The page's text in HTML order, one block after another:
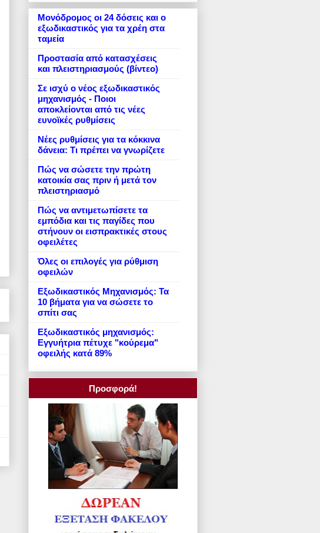
Μονόδρομος οι 24 δόσεις και ο
εξωδικαστικός για τα χρέη στα
ταμεία
Προστασία από κατασχέσεις
και πλειστηριασμούς (βίντεο)
Σε ισχύ ο νέος εξωδικαστικός
μηχανισμός - Ποιοι
αποκλείονται από τις νέες
ευνοϊκές ρυθμίσεις
Νέες ρυθμίσεις για τα κόκκινα
δάνεια: Τι πρέπει να γνωρίζετε
Πώς να σώσετε την πρώτη
κατοικία σας πριν ή μετά τον
πλειστηριασμό
Πώς να αντιμετωπίσετε τα
εμπόδια και τις παγίδες που
στήνουν οι εισπρακτικές στους
οφειλέτες
Όλες οι επιλογές για ρύθμιση
οφειλών
Εξωδικαστικός Μηχανισμός: Τα
10 βήματα για να σώσετε το
σπίτι σας
Εξωδικαστικός μηχανισμός:
Εγγυήτρια πέτυχε "κούρεμα"
οφειλής κατά 89%
Προσφορά!